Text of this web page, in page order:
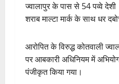
ज्वालापुर के पास से 54 पव्वे देशी
शराब माल्टा मार्क के साथ धर
आरोपित के विरुद्ध कोतवाली
पर आबकारी अधिनियम में
पंजीकृत किया गया।